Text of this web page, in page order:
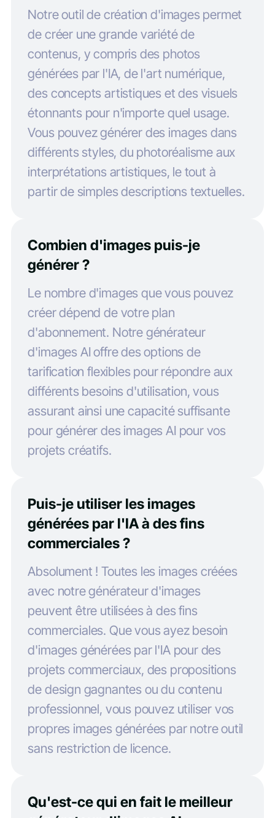
Notre outil de création d'images permet
de créer une grande variété de
contenus, y compris des photos
générées par l'IA, de l'art numérique,
des concepts artistiques et des visuels
étonnants pour n'importe quel usage.
Vous pouvez générer des images dans
différents styles, du photoréalisme aux
interprétations artistiques, le tout à
partir de simples descriptions textuelles.
Combien d'images puis-je
générer ?
Le nombre d'images que vous pouvez
créer dépend de votre plan
d'abonnement. Notre générateur
d'images AI offre des options de
tarification flexibles pour répondre aux
différents besoins d'utilisation, vous
assurant ainsi une capacité suffisante
pour générer des images AI pour vos
projets créatifs.
Puis-je utiliser les images
générées par l'IA à des fins
commerciales ?
Absolument ! Toutes les images créées
avec notre générateur d'images
peuvent être utilisées à des fins
commerciales. Que vous ayez besoin
d'images générées par l'IA pour des
projets commerciaux, des propositions
de design gagnantes ou du contenu
professionnel, vous pouvez utiliser vos
propres images générées par notre outil
sans restriction de licence.
Qu'est-ce qui en fait le meilleur